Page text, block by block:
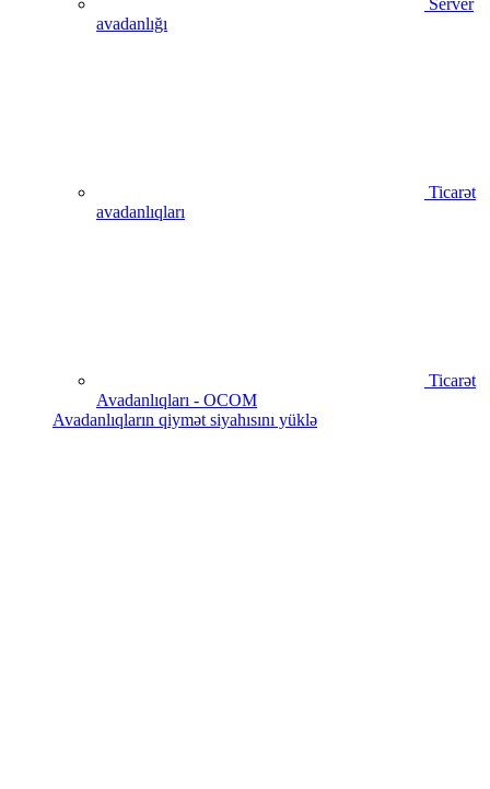
avadanlığı
Ticarət
avadanlıqları
Ticarət
Avadanlıqları - OCOM
Avadanlıqların qiymət siyahısını yüklə